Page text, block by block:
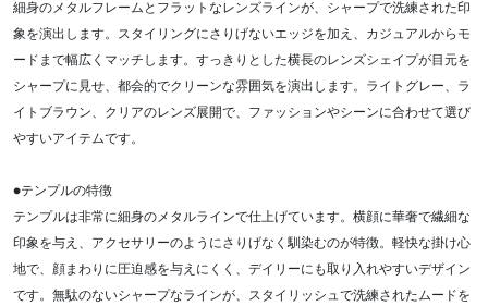
細身のメタルフレームとフラットなレンズラインが、シャープで洗練された印
象を演出します。スタイリングにさりげないエッジを加え、カジュアルからモ
ードまで幅広くマッチします。すっきりとした横長のレンズシェイプが目元を
シャープに見せ、都会的でクリーンな雰囲気を演出します。ライトグレー、ラ
イトブラウン、クリアのレンズ展開で、ファッションやシーンに合わせて選び
やすいアイテムです。
●テンプルの特徴
テンプルは非常に細身のメタルラインで仕上げています。横顔に華奢で繊細な
印象を与え、アクセサリーのようにさりげなく馴染むのが特徴。軽快な掛け心
地で、顔まわりに圧迫感を与えにくく、デイリーにも取り入れやすいデザイン
です。無駄のないシャープなラインが、スタイリッシュで洗練されたムードを